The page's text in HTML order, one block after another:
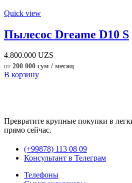
Quick view
Пылесос Dreame D10 S
4.800.000 UZS
от 200 000 сум / месяц
В корзину
Превратите крупные покупки в
прямо сейчас.
(+99878) 113 08 09
Консультант в Телеграм
Телефоны